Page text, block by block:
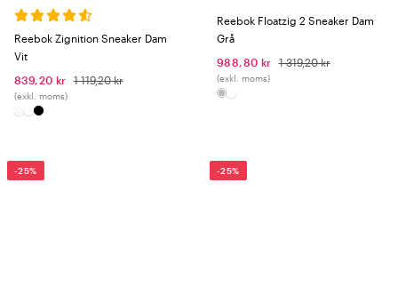
Reebok Zignition Sneaker Dam
Vit
839,20 kr
1 119,20 kr
(exkl. moms)
Reebok Floatzig 2 Sneaker Dam
Grå
988,80 kr
1 319,20 kr
(exkl. moms)
-25% -25%